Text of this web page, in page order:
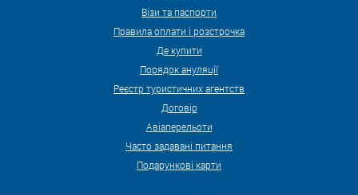
Візи та паспорти
Правила оплати і розстрочка
Де купити
Порядок ануляції
Реєстр туристичних агентств
Договір
Авіаперельоти
Часто задавані питання
Подарункові карти